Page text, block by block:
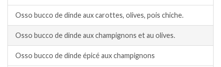
Osso bucco de dinde aux carottes, olives, pois chiche.
Osso bucco de dinde aux champignons et au olives.
Osso bucco de dinde épicé aux champignons